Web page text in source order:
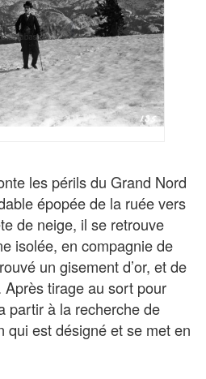
les périls du Grand Nord
épopée de la ruée vers
de neige, il se retrouve
isolée, en compagnie de
un gisement d’or, et de
Après tirage au sort pour
partir à la recherche de
qui est désigné et se met en